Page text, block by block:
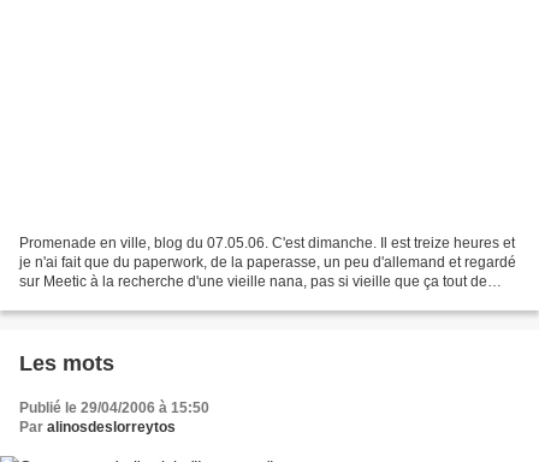
Promenade en ville, blog du 07.05.06. C'est dimanche. Il est treize heures et
je n'ai fait que du paperwork, de la paperasse, un peu d'allemand et regardé
sur Meetic à la recherche d'une vieille nana, pas si vieille que ça tout de
Les mots
Publié le 29/04/2006 à 15:50
Par alinosdeslorreytos